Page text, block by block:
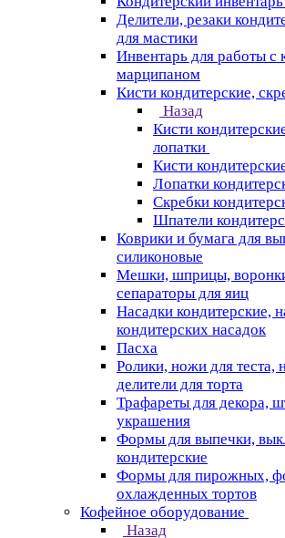
Делители, резаки
для мастики
Инвентарь для работы с
марципаном
Кисти кондитерские,
Назад
Кисти
лопатки
Кисти
Лопатки
Скребки
Шпатели
Коврики и бумага для
силиконовые
Мешки, шприцы,
сепараторы для яиц
Насадки кондитерские,
кондитерских насадок
Пасха
Ролики, ножи для теста,
делители для торта
Трафареты для декора,
украшения
Формы для выпечки,
кондитерские
Формы для пирожных,
охлажденных тортов
Кофейное оборудование
Назад